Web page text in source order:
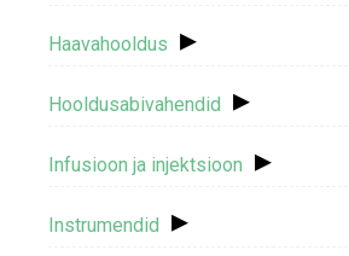
Haavahooldus ▸
Hooldusabivahendid ▸
Infusioon ja injektsioon ▸
Instrumendid ▸